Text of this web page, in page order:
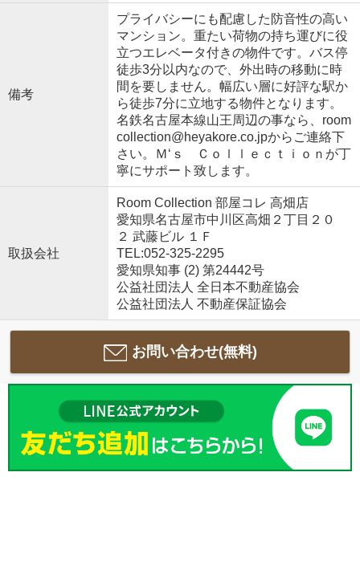
備考
プライバシーにも配慮した防音性の高い
マンション。重たい荷物の持ち運びに役
立つエレベータ付きの物件です。バス停
徒歩3分以内なので、外出時の移動に時
間を要しません。幅広い層に好評な駅か
ら徒歩7分に立地する物件となります。
名鉄名古屋本線山王周辺の事なら、room
collection@heyakore.co.jpからご連絡下
さい。Ｍ‘ｓ Ｃｏｌｌｅｃｔｉｏｎが丁
寧にサポート致します。
取扱会社
Room Collection 部屋コレ 高畑店
愛知県名古屋市中川区高畑２丁目２０
２ 武藤ビル １Ｆ
TEL:052-325-2295
愛知県知事 (2) 第24442号
公益社団法人 全日本不動産協会
公益社団法人 不動産保証協会
お問い合わせ(無料)